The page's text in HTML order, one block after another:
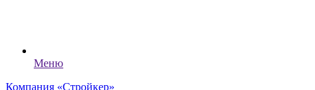
Меню
Компания «Стройкер»